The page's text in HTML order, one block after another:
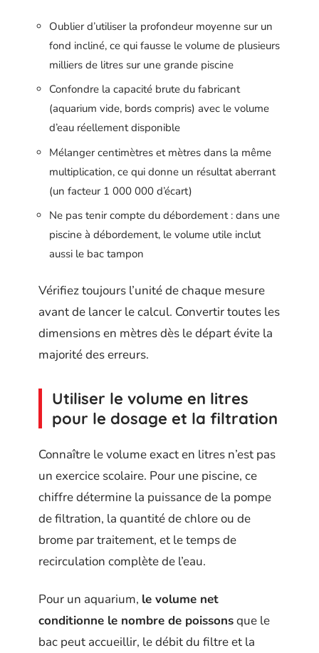
Oublier d’utiliser la profondeur moyenne sur un
fond incliné, ce qui fausse le volume de plusieurs
milliers de litres sur une grande piscine
Confondre la capacité brute du fabricant
(aquarium vide, bords compris) avec le volume
d’eau réellement disponible
Mélanger centimètres et mètres dans la même
multiplication, ce qui donne un résultat aberrant
(un facteur 1 000 000 d’écart)
Ne pas tenir compte du débordement : dans une
piscine à débordement, le volume utile inclut
aussi le bac tampon
Vérifiez toujours l’unité de chaque mesure
avant de lancer le calcul. Convertir toutes les
dimensions en mètres dès le départ évite la
majorité des erreurs.
Utiliser le volume en litres
pour le dosage et la filtration
Connaître le volume exact en litres n’est pas
un exercice scolaire. Pour une piscine, ce
chiffre détermine la puissance de la pompe
de filtration, la quantité de chlore ou de
brome par traitement, et le temps de
recirculation complète de l’eau.
Pour un aquarium, le volume net
conditionne le nombre de poissonsque le
bac peut accueillir, le débit du filtre et la